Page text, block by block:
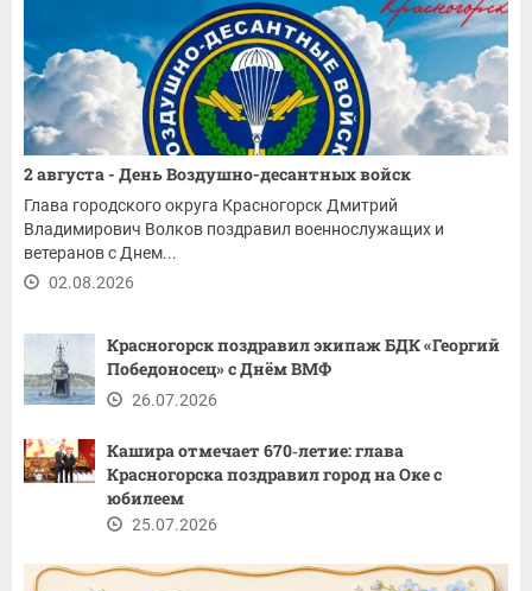
2 августа - День Воздушно-десантных войск
Глава городского округа Красногорск Дмитрий
Владимирович Волков поздравил военнослужащих и
ветеранов с Днем...
02.08.2026
Красногорск поздравил экипаж БДК «Георгий
Победоносец» с Днём ВМФ
26.07.2026
Кашира отмечает 670‑летие: глава
Красногорска поздравил город на Оке с
юбилеем
25.07.2026